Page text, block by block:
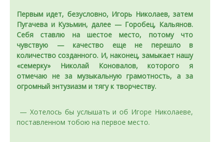
Первым идет, безусловно, Игорь Николаев, затем
Пугачева и Кузьмин, далее — Горобец, Кальянов.
Себя ставлю на шестое место, потому что
чувствую — качество еще не перешло в
количество созданного. И, наконец, замыкает нашу
«семерку» Николай Коновалов, которого я
отмечаю не за музыкальную грамотность, а за
огромный энтузиазм и тягу к творчеству.
— Хотелось бы услышать и об Игоре Николаеве,
поставленном тобою на первое место.